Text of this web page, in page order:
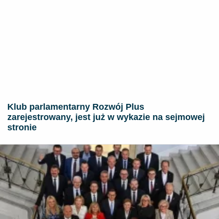
Klub parlamentarny Rozwój Plus
zarejestrowany, jest już w wykazie na sejmowej
stronie